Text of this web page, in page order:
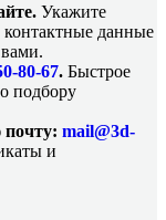
Укажите
контактные данные
80-67. Быстрое
подбору
почту: mail@3d-
и